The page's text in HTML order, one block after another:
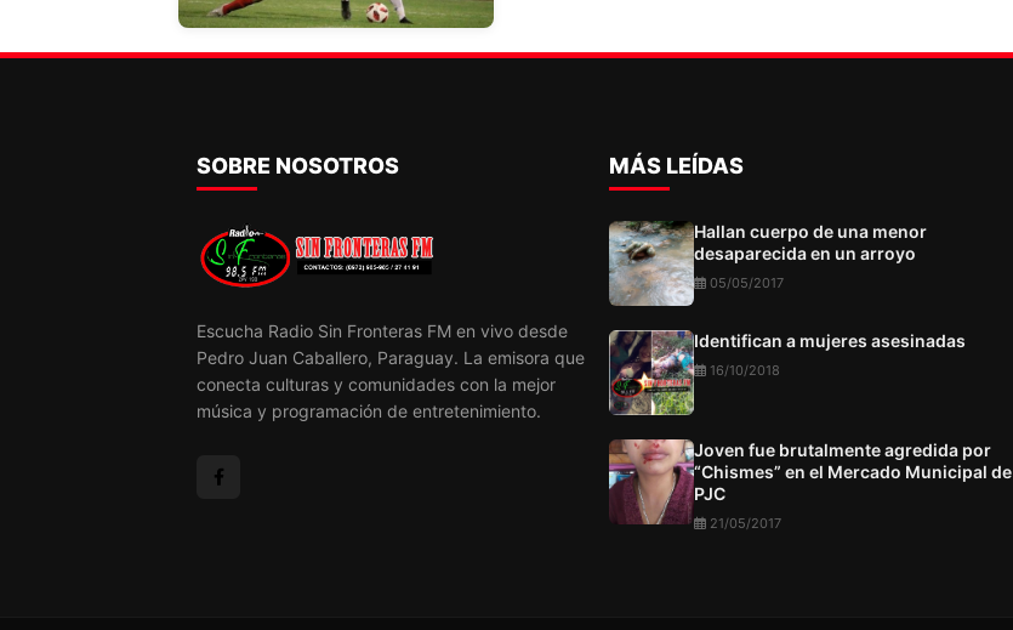
SOBRE NOSOTROS
Escucha Radio Sin Fronteras FM en vivo desde
Pedro Juan Caballero, Paraguay. La emisora que
conecta culturas y comunidades con la mejor
música y programación de entretenimiento.
MÁS LEÍDAS
Hallan cuerpo de una menor
desaparecida en un arroyo
05/05/2017
Identifican a mujeres asesinadas
16/10/2018
Joven fue brutalmente agredida por
“Chismes” en el Mercado Municipal de
PJC
21/05/2017